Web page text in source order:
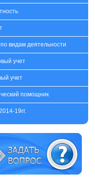
видам деятельности
учет
учет
помощник
19гг.